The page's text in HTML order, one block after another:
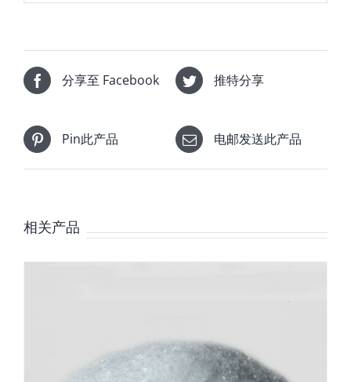
分享至 Facebook 推特分享
Pin此产品 电邮发送此产品
相关产品